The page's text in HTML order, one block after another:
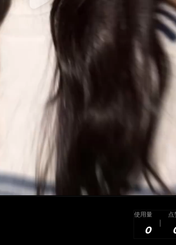
使用量
0
点